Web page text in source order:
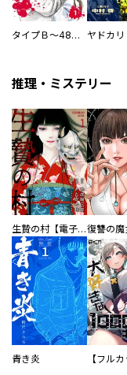
タイプＢ～48時間後、致死率100％～【単話】 ヤドカリ
推理・ミステリー
生贄の村【電子単行本版】
青き炎